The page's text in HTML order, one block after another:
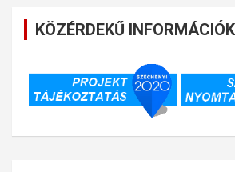
KÖZÉRDEKŰ INFORMÁCIÓK